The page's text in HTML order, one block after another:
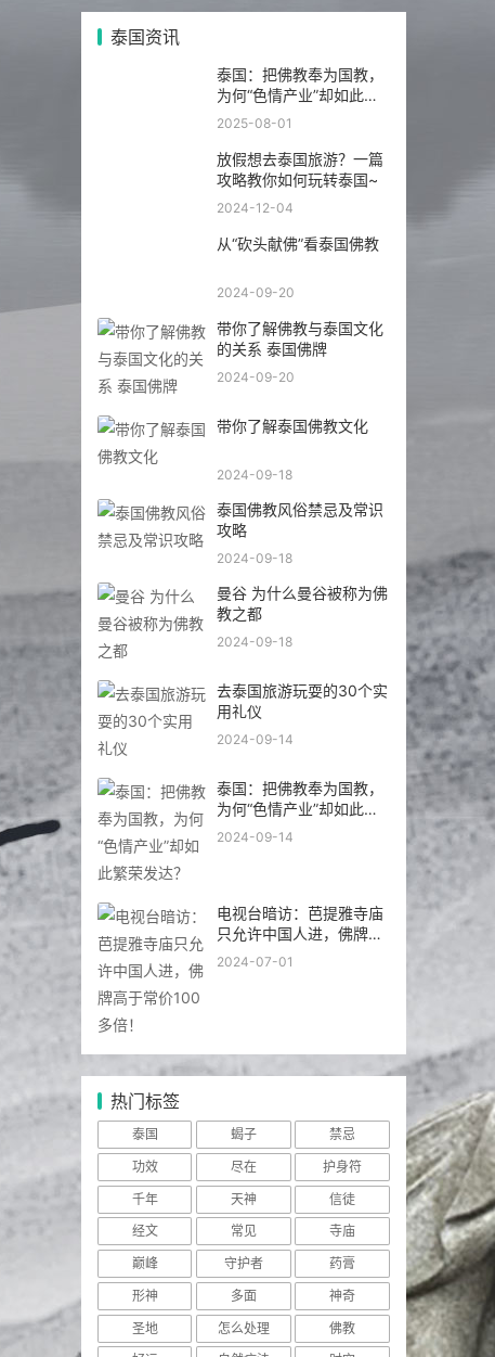
泰国：把佛教奉为国教，
为何“色情产业”却如此繁
荣发达？
放假想去泰国旅游？一篇
攻略教你如何玩转泰国~
2024-12-04
从“砍头献佛”看泰国佛教
2024-09-20
带你了解佛教与泰国文化
2024-09-20
带你了解泰国佛教文化
2024-09-18
泰国佛教风俗禁忌及常识
2024-09-18
曼谷 为什么曼谷被称为佛
教之都
去泰国旅游玩耍的30个实
为何“色情产业”却如此繁
荣发达？
2024-09-14
于常价100多倍！
2024-07-01
热门标签
泰国 蝎子
禁忌
功效
尽在
护身符
千年
天神
信徒
经文
常见 寺庙